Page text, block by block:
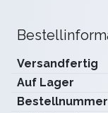
Versandfertig
Auf Lager
Bestellnummer